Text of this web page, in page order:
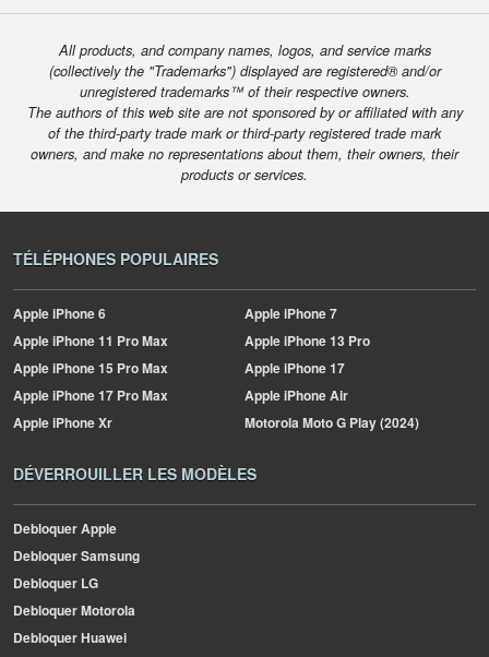
All products, and company names, logos, and service marks
(collectively the "Trademarks") displayed are registered® and/or
unregistered trademarks™ of their respective owners.
The authors of this web site are not sponsored by or affiliated with any
of the third-party trade mark or third-party registered trade mark
owners, and make no representations about them, their owners, their
products or services.
TÉLÉPHONES POPULAIRES
AppleiPhone 6 AppleiPhone 7
AppleiPhone 11 Pro Max AppleiPhone 13 Pro
AppleiPhone 15 Pro Max AppleiPhone 17
AppleiPhone 17 Pro Max AppleiPhone Air
AppleiPhone Xr MotorolaMoto G Play (2024)
DÉVERROUILLER LES MODÈLES
Debloquer Apple
Debloquer Samsung
Debloquer LG
Debloquer Motorola
Debloquer Huawei